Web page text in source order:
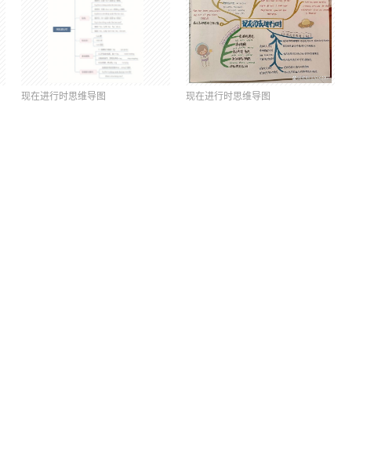
现在进行时思维导图 现在进行时思维导图